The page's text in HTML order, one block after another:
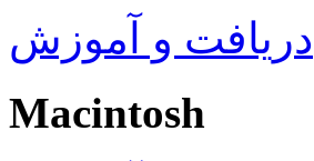
دریافت و آموزش
Macintosh